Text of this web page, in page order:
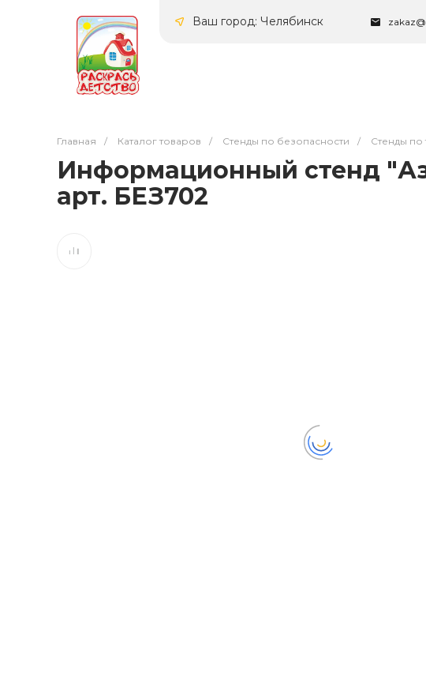
Ваш город: Челябинск
Главная / Каталог товаров / Стенды по безопасности / Стенды по
Информационный стенд
арт. БЕЗ702